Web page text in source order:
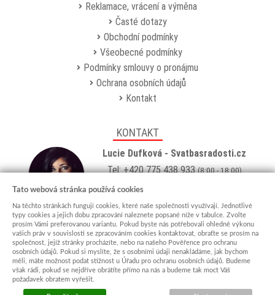
Reklamace, vrácení a výměna
Časté dotazy
Obchodní podmínky
Všeobecné podmínky
Podmínky smlouvy o pronájmu
Ochrana osobních údajů
Kontakt
KONTAKT
Lucie Dufková - Svatbasradosti.cz
Tel: +420 775 438 933(8:00 - 18:00)
Email:
Showroom
Jungmannova 627, Kyjov 69701
Po-Pá: po domluvě (více info)
Tato webová stránka používá cookies
Na těchto stránkách fungují cookies, které naše společnosti využívají. Jednotlivé
typy cookies a jejich dobu zpracování naleznete popsané níže v tabulce. Zvolte
prosím Vámi preferovanou variantu. Pokud byste nás potřebovali ohledně výkonu
vašich práv v souvislosti se zpracováním cookies kontaktovat, obraťte se prosím na
společnost, jejíž stránky procházíte, nebo na našeho Pověřence pro ochranu
osobních údajů. Pokud si myslíte, že s osobními údaji nenakládáme, jak bychom
měli, máte možnost podat stížnost u Úřadu pro ochranu osobních údajů. Budeme
však rádi, pokud se nejdříve obrátíte přímo na nás a budeme tak moct Váš
požadavek obratem vyřešit.